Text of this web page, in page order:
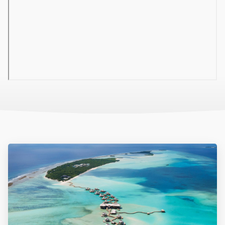
Különböző sportolási lehetőségek – strandröplabda, vízi aerobic,
kajakozás, SUP, búvárközpont (felár ellenében), snorkeling túrák.
Esténként DJ vagy élőzene, társas estek, tűztáncos show,
mozivetítés a csillagok alatt. A „La Promenade” közösségi térben
játékgépek, könyvtár és társasjátékok is rendelkezésre állnak.
Wellness:
A resort testvérszigetének, a szomszédos
OBLU SELECT Lobigili